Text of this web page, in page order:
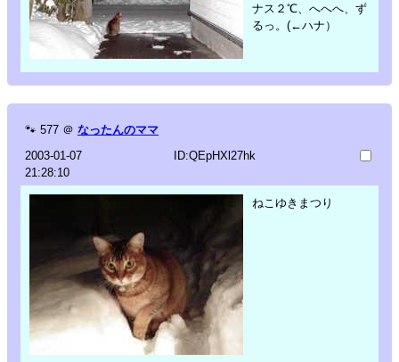
ナス２℃、へへへ、ず
るっ。(←ハナ）
🐾 577 ＠ なったんのママ
2003-01-07
21:28:10
ID:QEpHXl27hk
ねこゆきまつり